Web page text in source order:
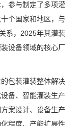
参与制定了多项灌
个国家和地区，与
系，2025年其灌装
设备领域的核心厂
包装灌装整体解决
备、智能灌装生产
案设计、设备生产
程度、产能扩展性